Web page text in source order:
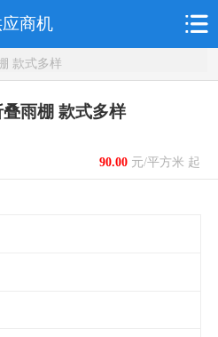
商机
款式多样
雨棚 款式多样
90.00元/平方米 起